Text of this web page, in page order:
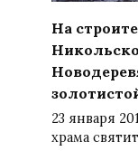
На
23 января
храма